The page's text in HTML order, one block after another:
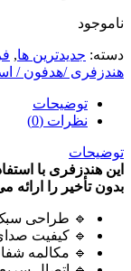
ناموجود
دسته: جدیدترین ها,
هندزفری /هدفون /
توضیحات
نظرات (0)
توضیحات
بدون تأخیر را ارائه
🔹 طراحی
🔹 کیفیت صدای
🔹 مکالمه